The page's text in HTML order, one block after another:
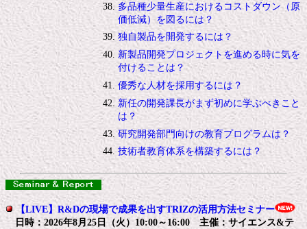
多品種少量生産におけるコストダウン（原
価低減）を図るには？
独自製品を開発するには？
新製品開発プロジェクトを進める時に気を
付けることは？
優秀な人材を採用するには？
新任の開発課長がまず初めに学ぶべきこと
は？
研究開発部門向けの教育プログラムは？
技術者教育体系を構築するには？
【LIVE】R&Dの現場で成果を出すTRIZの活用方法セミナー
日時：2026年8月25日（火）10:00～16:00 主催：サイエンス&テ